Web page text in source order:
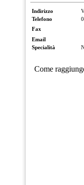
Indirizzo
Telefono
Fax
Email
Specialità